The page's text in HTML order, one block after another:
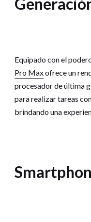
Equipado con el
Pro Maxofrece un
procesador de última
para realizar tareas
brindando una